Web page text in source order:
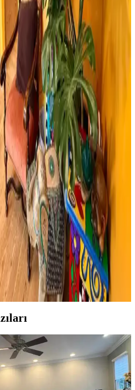
Metre 8 metre uzunluğu ve 25mm
ve yüksek hassasiyetiyle inşaat ve yapı
sağlar.
Renk Uyumu ve Mekan
Boya Seçimi
zemin ve vintage detaylarla uyumlu
vurgu renkleriyle mekanın estetik ve
Gümüş: Dekorasyonda Yeni
ifadesi dekorasyonda yeni bir trend
arama sonuçlarında somut bilgi
tonları dekorasyonda şıklık sağlar.
ve Lif Kılıflı Hava Kanallı
sertlik ve kullanıcı geri bildirimleriyle
Serenity yüksek sertlik ve boyun desteği
ve konfor sunuyor.
Odası Tasarımında
Rolü
turuncu duvarlar, kültürel
halı seçimiyle sıcak, dengeli ve